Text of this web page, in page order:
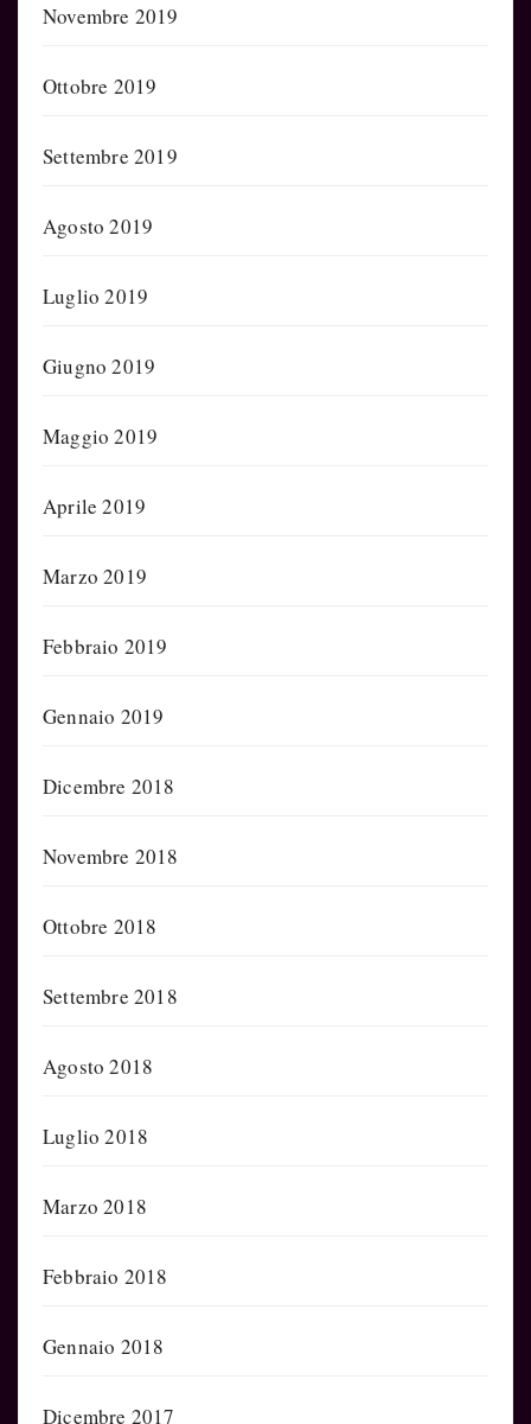
Novembre 2019
Ottobre 2019
Settembre 2019
Agosto 2019
Luglio 2019
Giugno 2019
Maggio 2019
Aprile 2019
Marzo 2019
Febbraio 2019
Gennaio 2019
Dicembre 2018
Novembre 2018
Ottobre 2018
Settembre 2018
Agosto 2018
Luglio 2018
Marzo 2018
Febbraio 2018
Gennaio 2018
Dicembre 2017